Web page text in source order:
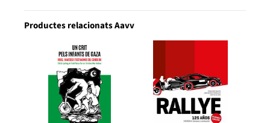
Productes relacionats Aavv